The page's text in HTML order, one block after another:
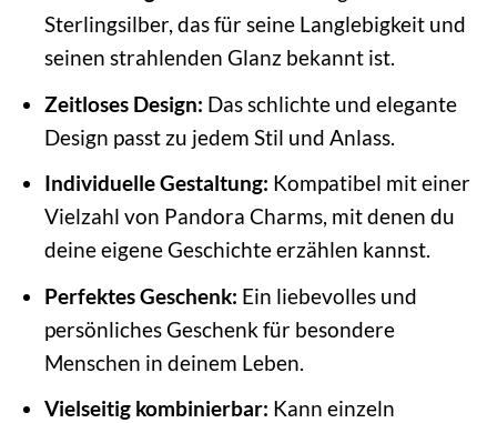
Sterlingsilber, das für seine Langlebigkeit und
seinen strahlenden Glanz bekannt ist.
Zeitloses Design: Das schlichte und elegante
Design passt zu jedem Stil und Anlass.
Individuelle Gestaltung: Kompatibel mit einer
Vielzahl von Pandora Charms, mit denen du
deine eigene Geschichte erzählen kannst.
Perfektes Geschenk: Ein liebevolles und
persönliches Geschenk für besondere
Menschen in deinem Leben.
Vielseitig kombinierbar: Kann einzeln